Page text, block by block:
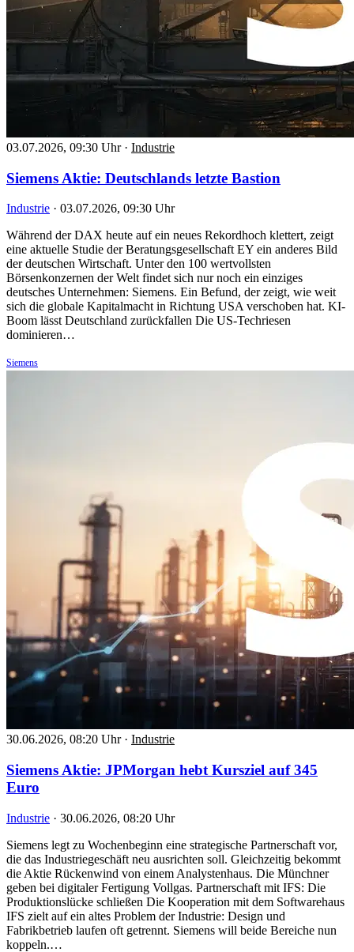
03.07.2026, 09:30 Uhr · Industrie
Siemens Aktie: Deutschlands letzte Bastion
Industrie · 03.07.2026, 09:30 Uhr
Während der DAX heute auf ein neues Rekordhoch klettert, zeigt
eine aktuelle Studie der Beratungsgesellschaft EY ein anderes Bild
der deutschen Wirtschaft. Unter den 100 wertvollsten
Börsenkonzernen der Welt findet sich nur noch ein einziges
deutsches Unternehmen: Siemens. Ein Befund, der zeigt, wie weit
sich die globale Kapitalmacht in Richtung USA verschoben hat. KI-
Boom lässt Deutschland zurückfallen Die US-Techriesen
dominieren…
Siemens
30.06.2026, 08:20 Uhr · Industrie
Siemens Aktie: JPMorgan hebt Kursziel auf 345
Euro
Industrie · 30.06.2026, 08:20 Uhr
Siemens legt zu Wochenbeginn eine strategische Partnerschaft vor,
die das Industriegeschäft neu ausrichten soll. Gleichzeitig bekommt
die Aktie Rückenwind von einem Analystenhaus. Die Münchner
geben bei digitaler Fertigung Vollgas. Partnerschaft mit IFS: Die
Produktionslücke schließen Die Kooperation mit dem Softwarehaus
IFS zielt auf ein altes Problem der Industrie: Design und
Fabrikbetrieb laufen oft getrennt. Siemens will beide Bereiche nun
koppeln.…